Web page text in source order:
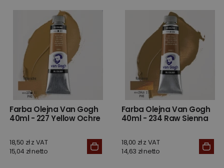
Farba Olejna Van Gogh
40ml - 227 Yellow Ochre
18,50 zł z VAT
15,04 zł netto
Farba Olejna Van Gogh
40ml - 234 Raw Sienna
18,00 zł z VAT
14,63 zł netto